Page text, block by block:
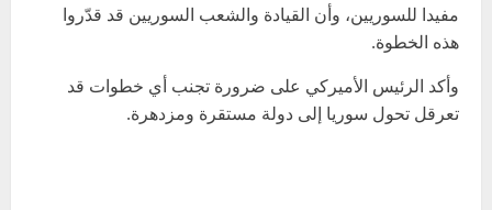
مفيدا للسوريين، وأن القيادة والشعب السوريين قد قدّروا
هذه الخطوة.
وأكد الرئيس الأميركي على ضرورة تجنب أي خطوات قد
تعرقل تحول سوريا إلى دولة مستقرة ومزدهرة.